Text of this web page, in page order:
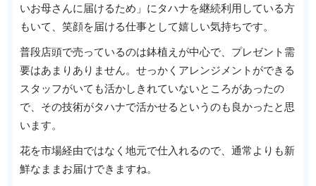
いお母さんに届けるため」にタハナを継続利用している方
もいて、笑顔を届ける仕事として嬉しい気持ちです。
普段店頭で売っているのは鉢植えが中心で、プレゼント需
要はあまりありません。せっかくアレンジメントができる
スタッフがいても活かしきれていないところがあったの
で、その技術がタハナで活かせるというのも良かったと思
います。
花を市場経由ではなく地元で仕入れるので、通常よりも新
鮮なままお届けできますね。